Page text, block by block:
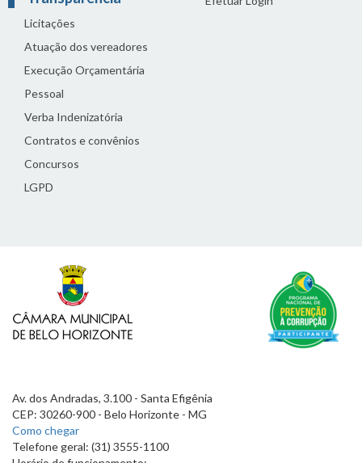
Licitações
Atuação dos vereadores
Execução Orçamentária
Pessoal
Verba Indenizatória
Contratos e convênios
Concursos
LGPD
Av. dos Andradas, 3.100 - Santa Efigênia
CEP: 30260-900 - Belo Horizonte - MG
Como chegar
Telefone geral: (31) 3555-1100